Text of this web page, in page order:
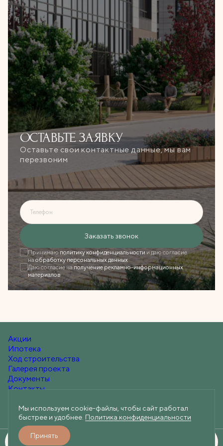
ОСТАВЬТЕ ЗАЯВКУ
Оставьте свои контактные данные, мы вам
перезвоним
Телефон
Заказать звонок
Принимаю политику конфиденциальностии даю согласие
наобработку персональных данных
Даю согласие на получение рекламно-информационных
материалов
Ошибка при отправке!
Форма появится через3 сек
Закрыть
Акции
Ипотека
Ход строительства
Галерея проекта
Документы
Контакты
+7 (812) 219-60-60 TelegramВконтакте
Мы используем cookie-файлы, чтобы сайт работал
быстрее и удобнее. Политика конфиденциальности
Принять